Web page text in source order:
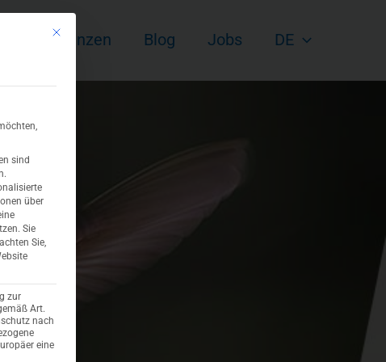
Referenzen Blog Jobs DE
Mit diesem Button wird der Dialog geschlossen. Seine Funktionalität ist
sind
über
Sie
Sie,
zur
Art.
nach
eine